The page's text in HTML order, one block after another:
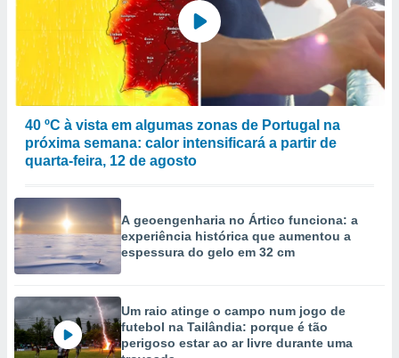
40 ºC à vista em algumas zonas de Portugal na
próxima semana: calor intensificará a partir de
quarta-feira, 12 de agosto
A geoengenharia no Ártico funciona: a
experiência histórica que aumentou a
espessura do gelo em 32 cm
Um raio atinge o campo num jogo de
futebol na Tailândia: porque é tão
perigoso estar ao ar livre durante uma